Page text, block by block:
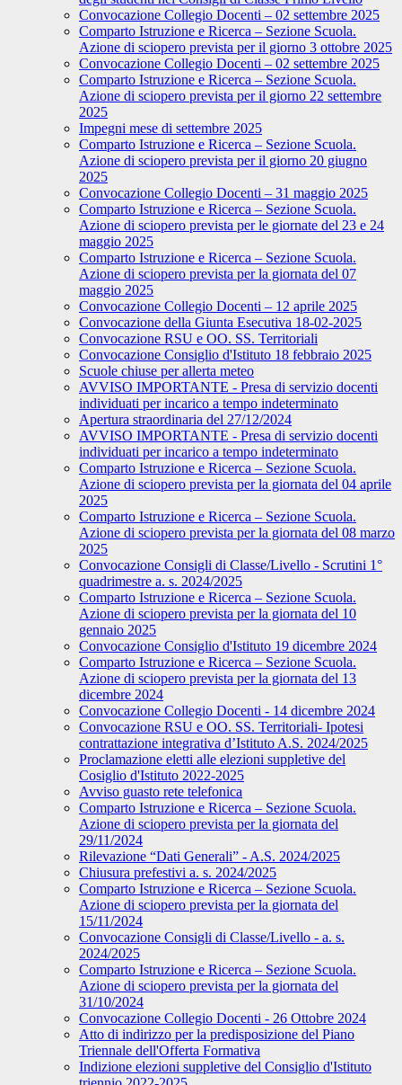
Convocazione Collegio Docenti – 02 settembre 2025
Comparto Istruzione e Ricerca – Sezione Scuola.
Azione di sciopero prevista per il giorno 3 ottobre 2025
Convocazione Collegio Docenti – 02 settembre 2025
Comparto Istruzione e Ricerca – Sezione Scuola.
Azione di sciopero prevista per il giorno 22 settembre
2025
Impegni mese di settembre 2025
Comparto Istruzione e Ricerca – Sezione Scuola.
Azione di sciopero prevista per il giorno 20 giugno
2025
Convocazione Collegio Docenti – 31 maggio 2025
Comparto Istruzione e Ricerca – Sezione Scuola.
Azione di sciopero prevista per le giornate del 23 e 24
maggio 2025
Comparto Istruzione e Ricerca – Sezione Scuola.
Azione di sciopero prevista per la giornata del 07
maggio 2025
Convocazione Collegio Docenti – 12 aprile 2025
Convocazione della Giunta Esecutiva 18-02-2025
Convocazione RSU e OO. SS. Territoriali
Convocazione Consiglio d'Istituto 18 febbraio 2025
Scuole chiuse per allerta meteo
AVVISO IMPORTANTE - Presa di servizio docenti
individuati per incarico a tempo indeterminato
Apertura straordinaria del 27/12/2024
AVVISO IMPORTANTE - Presa di servizio docenti
individuati per incarico a tempo indeterminato
Comparto Istruzione e Ricerca – Sezione Scuola.
Azione di sciopero prevista per la giornata del 04 aprile
2025
Comparto Istruzione e Ricerca – Sezione Scuola.
Azione di sciopero prevista per la giornata del 08 marzo
2025
Convocazione Consigli di Classe/Livello - Scrutini 1°
quadrimestre a. s. 2024/2025
Comparto Istruzione e Ricerca – Sezione Scuola.
Azione di sciopero prevista per la giornata del 10
gennaio 2025
Convocazione Consiglio d'Istituto 19 dicembre 2024
Comparto Istruzione e Ricerca – Sezione Scuola.
Azione di sciopero prevista per la giornata del 13
dicembre 2024
Convocazione Collegio Docenti - 14 dicembre 2024
Convocazione RSU e OO. SS. Territoriali- Ipotesi
contrattazione integrativa d’Istituto A.S. 2024/2025
Proclamazione eletti alle elezioni suppletive del
Cosiglio d'Istituto 2022-2025
Avviso guasto rete telefonica
Comparto Istruzione e Ricerca – Sezione Scuola.
Azione di sciopero prevista per la giornata del
29/11/2024
Rilevazione “Dati Generali” - A.S. 2024/2025
Chiusura prefestivi a. s. 2024/2025
Comparto Istruzione e Ricerca – Sezione Scuola.
Azione di sciopero prevista per la giornata del
15/11/2024
Convocazione Consigli di Classe/Livello - a. s.
2024/2025
Comparto Istruzione e Ricerca – Sezione Scuola.
Azione di sciopero prevista per la giornata del
31/10/2024
Convocazione Collegio Docenti - 26 Ottobre 2024
Atto di indirizzo per la predisposizione del Piano
Triennale dell'Offerta Formativa
Indizione elezioni suppletive del Consiglio d'Istituto